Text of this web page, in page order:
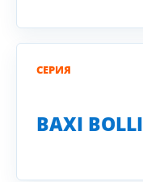
СЕРИЯ
BAXI